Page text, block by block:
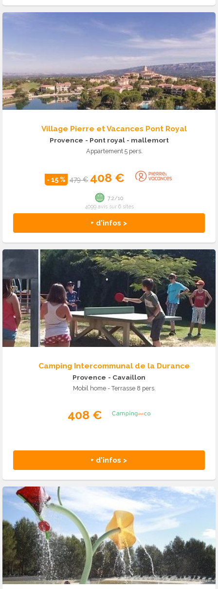
Village Pierre et Vacances Pont Royal
Provence - Pont royal - mallemort
Appartement 5 pers.
- 15 % 479 € 408 €
+ d'infos >
7.2/10
4099 avis sur 6 sites
Camping Intercommunal de la Durance
Provence - Cavaillon
Mobil home - Terrasse 8 pers.
408 €
+ d'infos >